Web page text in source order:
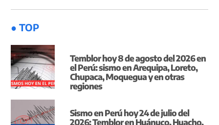
● TOP
Temblor hoy 8 de agosto del 2026 en
el Perú: sismo en Arequipa, Loreto,
Chupaca, Moquegua y en otras
regiones
Sismo en Perú hoy 24 de julio del
2026: Temblor en Huánuco, Huacho,